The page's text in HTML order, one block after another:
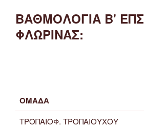
ΒΑΘΜΟΛΟΓΙΑ Β' ΕΠΣ
ΦΛΩΡΙΝΑΣ:
ΟΜΑΔΑ
ΤΡΟΠΑΙΟΦ. ΤΡΟΠΑΙΟΥΧΟΥ